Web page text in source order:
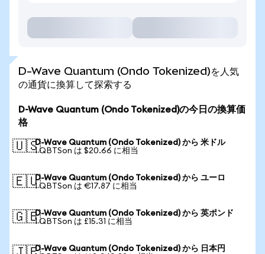
D-Wave Quantum (Ondo Tokenized)を人気
の通貨に換算して探索する
D-Wave Quantum (Ondo Tokenized)の今日の換算価
格
🇺🇸D-Wave Quantum (Ondo Tokenized) から 米ドル
1 QBTSon は $20.66 に相当
🇪🇺D-Wave Quantum (Ondo Tokenized) から ユーロ
1 QBTSon は €17.87 に相当
🇬🇧D-Wave Quantum (Ondo Tokenized) から 英ポンド
1 QBTSon は £15.31 に相当
D-Wave Quantum (Ondo Tokenized) から 日本円